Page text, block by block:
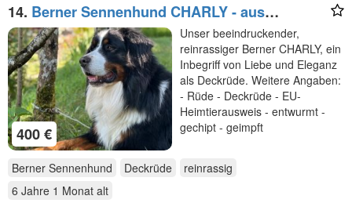
14. Berner Sennenhund CHARLY - aus
Laufenburg (Baden) - als Deckrüde
400 €
Unser beeindruckender,
reinrassiger Berner CHARLY, ein
Inbegriff von Liebe und Eleganz
als Deckrüde. Weitere Angaben:
- Rüde - Deckrüde - EU-
Heimtierausweis - entwurmt -
gechipt - geimpft
Berner Sennenhund Deckrüde
reinrassig
6 Jahre 1 Monat alt